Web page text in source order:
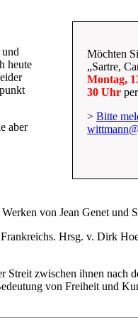
Möchten
„Sartre,
Montag,
30 Uhr
> Bitte
heute
aber
von Jean Genet und
Hrsg. v. Dirk
zwischen ihnen nach
von Freiheit und